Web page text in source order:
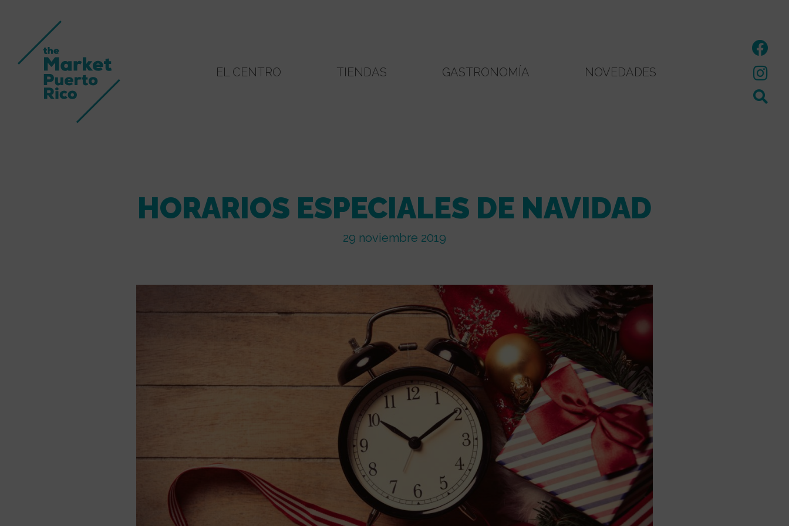
EL CENTRO TIENDAS GASTRONOMÍA NOVEDADES
HORARIOS ESPECIALES DE NAVIDAD
29 noviembre 2019